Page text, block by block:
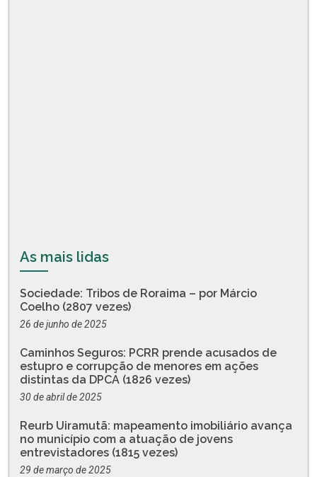
As mais lidas
Sociedade: Tribos de Roraima – por Márcio
Coelho (2807 vezes)
26 de junho de 2025
Caminhos Seguros: PCRR prende acusados de
estupro e corrupção de menores em ações
distintas da DPCA (1826 vezes)
30 de abril de 2025
Reurb Uiramutã: mapeamento imobiliário avança
no município com a atuação de jovens
entrevistadores (1815 vezes)
29 de março de 2025